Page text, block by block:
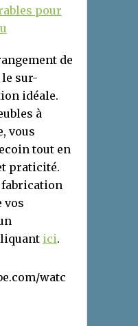
pour
de
sur-
idéale.
à
vous
tout en
praticité.
fabrication
vos
ici.
watc